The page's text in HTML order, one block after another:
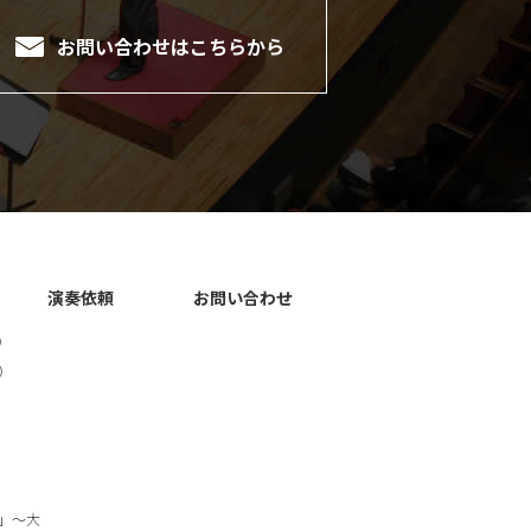
お問い合わせはこちらから
～大
演奏依頼 お問い合わせ